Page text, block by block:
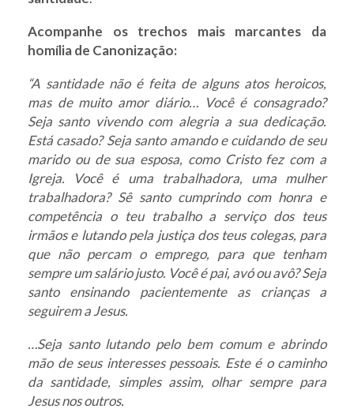
Acompanhe os trechos mais marcantes da
homília de Canonização:
“A santidade não é feita de alguns atos heroicos,
mas de muito amor diário… Você é consagrado?
Seja santo vivendo com alegria a sua dedicação.
Está casado? Seja santo amando e cuidando de seu
marido ou de sua esposa, como Cristo fez com a
Igreja. Você é uma trabalhadora, uma mulher
trabalhadora? Sê santo cumprindo com honra e
competência o teu trabalho a serviço dos teus
irmãos e lutando pela justiça dos teus colegas, para
que não percam o emprego, para que tenham
sempre um salário justo. Você é pai, avó ou avô? Seja
santo ensinando pacientemente as crianças a
seguirem a Jesus.
…Seja santo lutando pelo bem comum e abrindo
mão de seus interesses pessoais. Este é o caminho
da santidade, simples assim, olhar sempre para
Jesus nos outros.